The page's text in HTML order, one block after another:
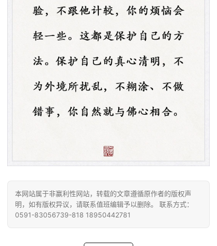
僧
高
僧
访
本网站属于非赢利性网站，转载的文章遵循原作者的版权声
明，如有版权异议，请联系值班编辑予以删除。 联系方式：
0591-83056739-818 18950442781